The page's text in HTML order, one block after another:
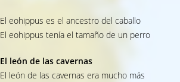
El eohippus es el ancestro del caballo
El eohippus tenía el tamaño de un perro
El león de las cavernas
El león de las cavernas era mucho más